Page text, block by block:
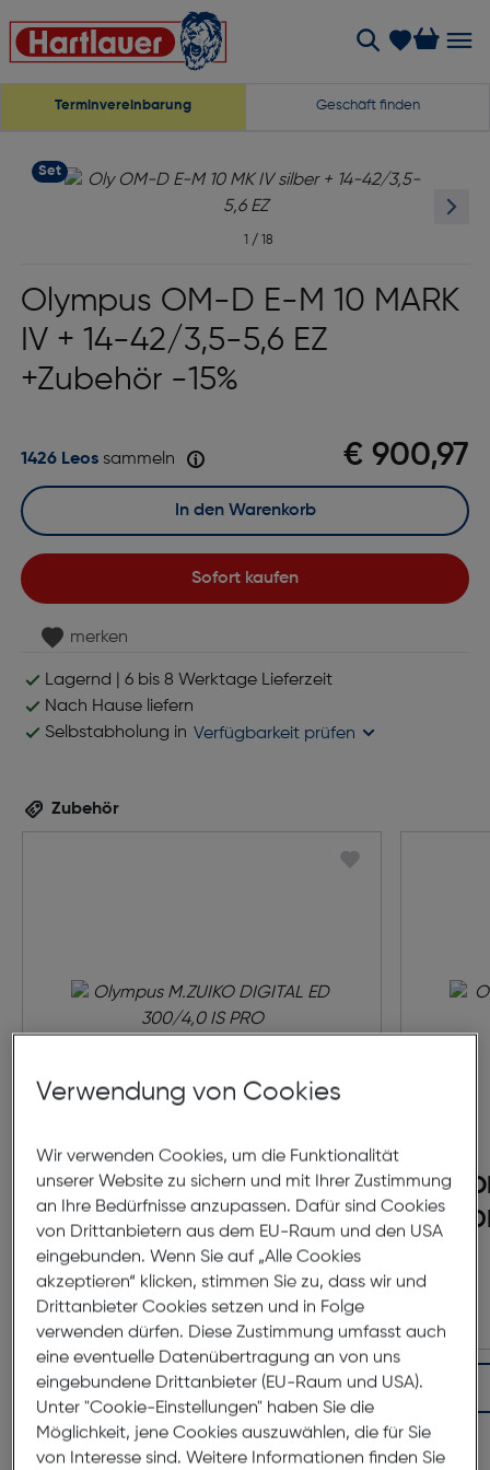
Terminvereinbarung Geschäft finden
Set
1 / 18
Olympus OM-D E-M 10 MARK
IV + 14-42/3,5-5,6 EZ
+Zubehör -15%
€ 900,97
1426 Leossammeln
Sofort kaufen
In den Warenkorb
merken
Lagernd | 6 bis 8 Werktage Lieferzeit
Nach Hause liefern
Selbstabholung in Verfügbarkeit prüfen
Zubehör
Olympus M.ZUIKO DIGITAL
ED 300/4,0 IS PRO
Preis nach Rabatts
€ 2.699,00
stattUrsprünglicher Preis
€ 2.790,00
In den Warenkorb
Verwendung von Cookies
Wir verwenden Cookies, um die Funktionalität
unserer Website zu sichern und mit Ihrer Zustimmung
an Ihre Bedürfnisse anzupassen. Dafür sind Cookies
von Drittanbietern aus dem EU-Raum und den USA
eingebunden. Wenn Sie auf „Alle Cookies
akzeptieren“ klicken, stimmen Sie zu, dass wir und
Drittanbieter Cookies setzen und in Folge
verwenden dürfen. Diese Zustimmung umfasst auch
eine eventuelle Datenübertragung an von uns
eingebundene Drittanbieter (EU-Raum und USA).
Unter "Cookie-Einstellungen" haben Sie die
Möglichkeit, jene Cookies auszuwählen, die für Sie
von Interesse sind. Weitere Informationen finden Sie